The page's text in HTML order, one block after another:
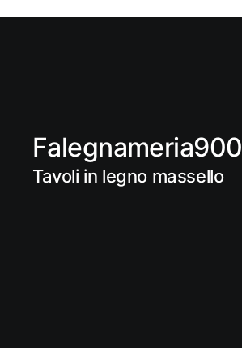
Falegnameria900
Tavoli in legno massello